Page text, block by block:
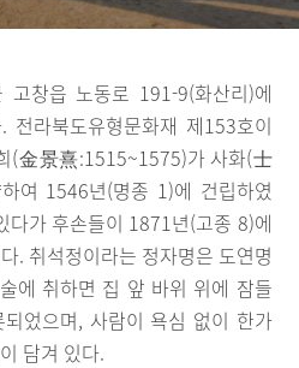
고창읍 노동로 191-9(화산리)에
전라북도유형문화재 제153호이
(金景熹:1515~1575)가 사화(士
여 1546년(명종 1)에 건립하였
다가 후손들이 1871년(고종 8)에
. 취석정이라는 정자명은 도연명
에 취하면 집 앞 바위 위에 잠들
었으며, 사람이 욕심 없이 한가
담겨 있다.